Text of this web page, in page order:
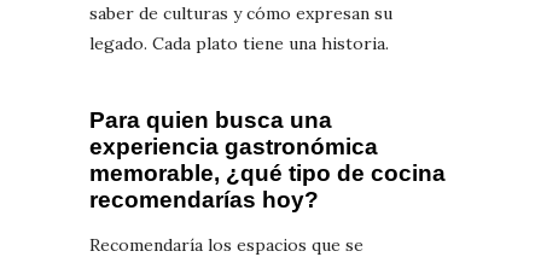
saber de culturas y cómo expresan su
legado. Cada plato tiene una historia.
Para quien busca una
experiencia gastronómica
memorable, ¿qué tipo de cocina
recomendarías hoy?
Recomendaría los espacios que se